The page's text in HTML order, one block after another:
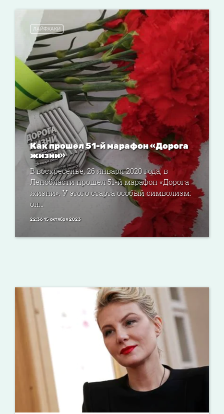
ЛАЙФХАКИ
Как прошел 51-й марафон «Дорога
жизни»
В воскресенье, 26 января 2020 года, в
Ленобласти прошел 51-й марафон «Дорога
жизни». У этого старта особый символизм:
он...
22:36 15 октября 2023